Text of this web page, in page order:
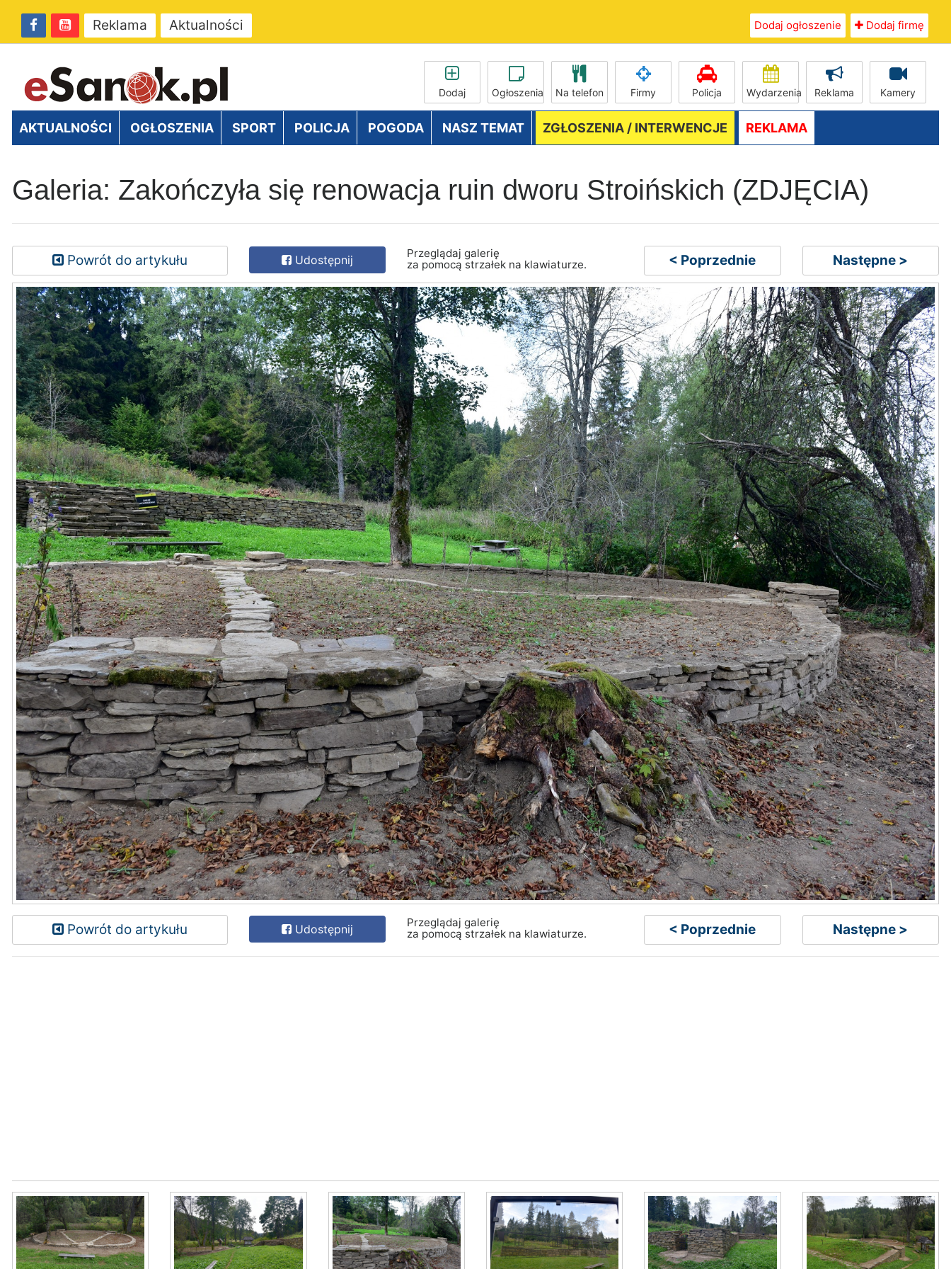
Reklama Aktualności Dodaj ogłoszenie Dodaj firmę
Dodaj Ogłoszenia Na telefon Firmy Policja Wydarzenia Reklama Kamery
AKTUALNOŚCI OGŁOSZENIA SPORT POLICJA POGODA NASZ TEMAT ZGŁOSZENIA / INTERWENCJE REKLAMA
Galeria: Zakończyła się renowacja ruin dworu Stroińskich (ZDJĘCIA)
Powrót do artykułu Udostępnij
Przeglądaj galerię
za pomocą strzałek na klawiaturze.
< Poprzednie Następne >
Powrót do artykułu Udostępnij
Przeglądaj galerię
za pomocą strzałek na klawiaturze.
< Poprzednie Następne >